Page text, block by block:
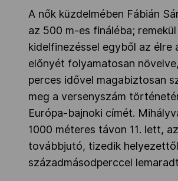
A nők küzdelmében Fábián
az 500 m-es fináléba;
kidelfinezéssel egyből az élre
előnyét folyamatosan
perces idővel magabiztosan
meg a versenyszám
Európa-bajnoki címét.
1000 méteres távon 11. lett,
továbbjutó, tizedik
századmásodperccel